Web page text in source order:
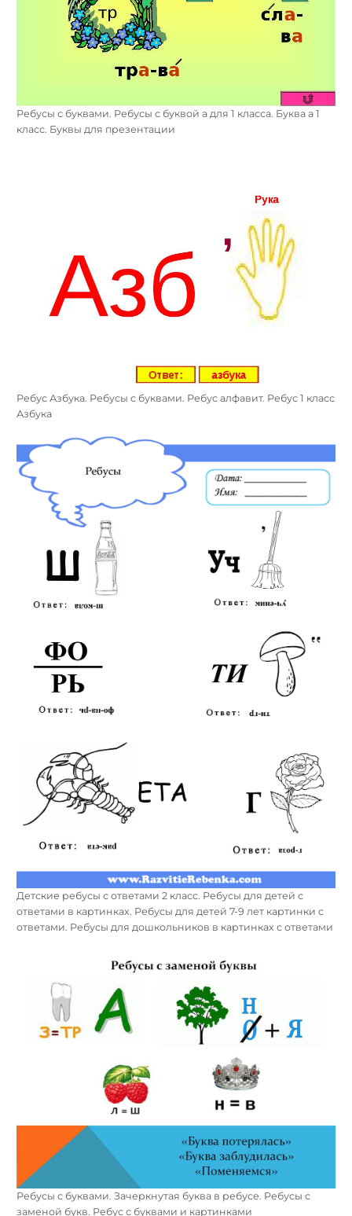
Ребусы с буквами. Ребусы с буквой а для 1 класса. Буква а 1
класс. Буквы для презентации
Ребус Азбука. Ребусы с буквами. Ребус алфавит. Ребус 1 класс
Азбука
Детские ребусы с ответами 2 класс. Ребусы для детей с
ответами в картинках. Ребусы для детей 7-9 лет картинки с
ответами. Ребусы для дошкольников в картинках с ответами
Ребусы с буквами. Зачеркнутая буква в ребусе. Ребусы с
заменой букв. Ребус с буквами и картинками